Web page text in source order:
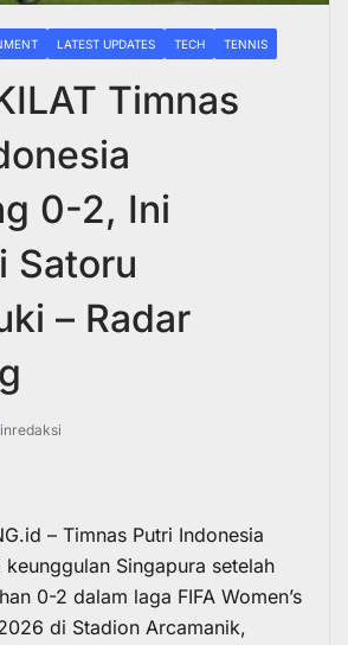
LATEST UPDATES TECH TENNIS
Timnas
0-2, Ini
Satoru
– Radar
– Timnas Putri Indonesia
keunggulan Singapura setelah
0-2 dalam laga FIFA Women’s
di Stadion Arcamanik,